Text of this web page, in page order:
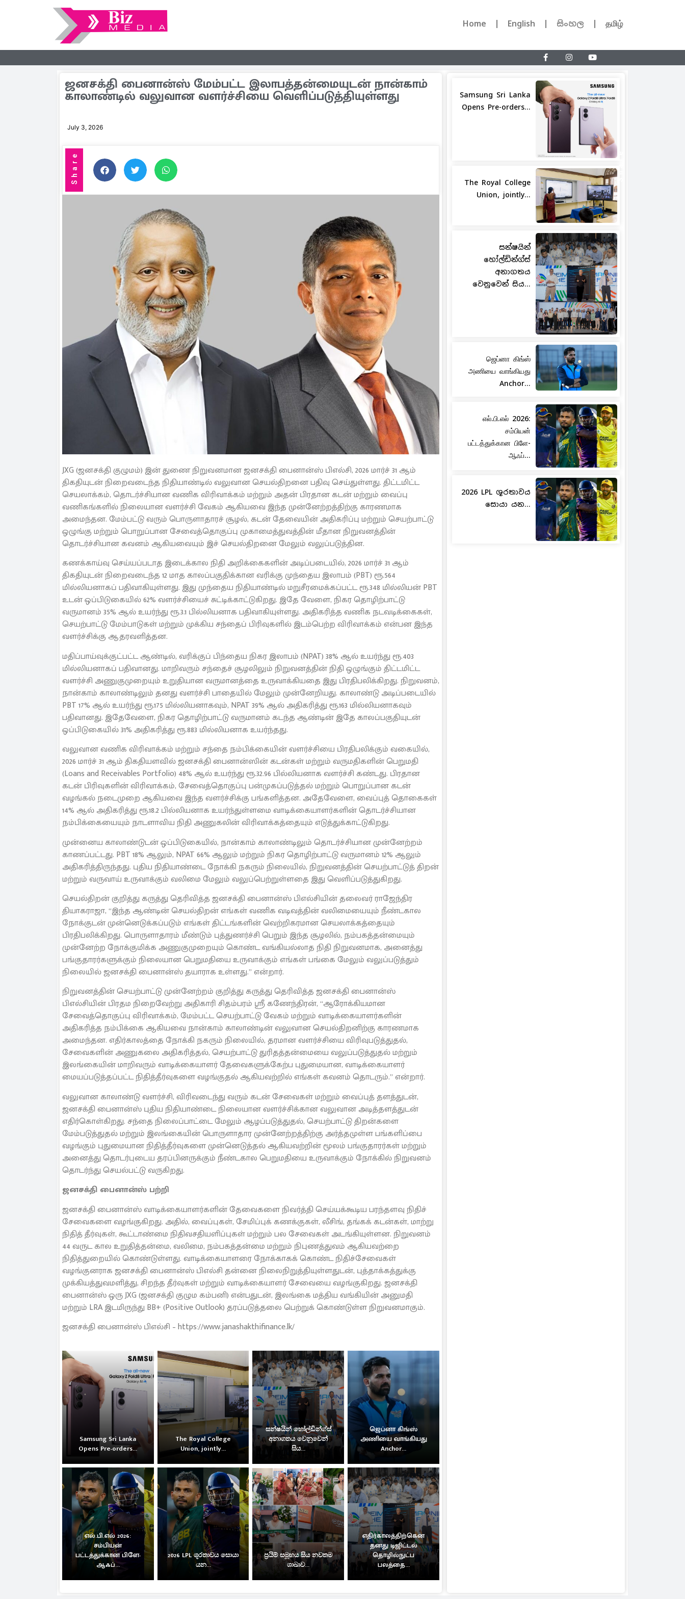
Home English සිංහල தமிழ்
ஜனசக்தி பைனான்ஸ் மேம்பட்ட இலாபத்தன்மையுடன் நான்காம்
காலாண்டில் வலுவான வளர்ச்சியை வெளிப்படுத்தியுள்ளது
July 3, 2026
Share Share
JXG (ஜனசக்தி குழுமம்) இன் துணை நிறுவனமான ஜனசக்தி பைனான்ஸ் பிஎல்சி, 2026 மார்ச் 31 ஆம்
திகதியுடன் நிறைவடைந்த நிதியாண்டில் வலுவான செயல்திறனை பதிவு செய்துள்ளது. திட்டமிட்ட
செயலாக்கம், தொடர்ச்சியான வணிக விரிவாக்கம் மற்றும் அதன் பிரதான கடன் மற்றும் வைப்பு
வணிகங்களில் நிலையான வளர்ச்சி வேகம் ஆகியவை இந்த முன்னேற்றத்திற்கு காரணமாக
அமைந்தன. மேம்பட்டு வரும் பொருளாதாரச் சூழல், கடன் தேவையின் அதிகரிப்பு மற்றும் செயற்பாட்டு
ஒழுங்கு மற்றும் பொறுப்பான சேவைத்தொகுப்பு முகாமைத்துவத்தின் மீதான நிறுவனத்தின்
தொடர்ச்சியான கவனம் ஆகியவையும் இச் செயல்திறனை மேலும் வலுப்படுத்தின.
கணக்காய்வு செய்யப்படாத இடைக்கால நிதி அறிக்கைகளின் அடிப்படையில், 2026 மார்ச் 31 ஆம்
திகதியுடன் நிறைவடைந்த 12 மாத காலப்பகுதிக்கான வரிக்கு முந்தைய இலாபம் (PBT) ரூ.564
மில்லியனாகப் பதிவாகியுள்ளது. இது முந்தைய நிதியாண்டில் மறுசீரமைக்கப்பட்ட ரூ.348 மில்லியன் PBT
உடன் ஒப்பிடுகையில் 62% வளர்ச்சியைச் சுட்டிக்காட்டுகிறது. இதே வேளை, நிகர தொழிற்பாட்டு
வருமானம் 35% ஆல் உயர்ந்து ரூ.3.1 பில்லியனாக பதிவாகியுள்ளது. அதிகரித்த வணிக நடவடிக்கைகள்,
செயற்பாட்டு மேம்பாடுகள் மற்றும் முக்கிய சந்தைப் பிரிவுகளில் இடம்பெற்ற விரிவாக்கம் என்பன இந்த
வளர்ச்சிக்கு ஆதரவளித்தன.
மதிப்பாய்வுக்குட்பட்ட ஆண்டில், வரிக்குப் பிந்தைய நிகர இலாபம் (NPAT) 38% ஆல் உயர்ந்து ரூ.403
மில்லியனாகப் பதிவானது. மாறிவரும் சந்தைச் சூழலிலும் நிறுவனத்தின் நிதி ஒழுங்கும் திட்டமிட்ட
வளர்ச்சி அணுகுமுறையும் உறுதியான வருமானத்தை உருவாக்கியதை இது பிரதிபலிக்கிறது. நிறுவனம்,
நான்காம் காலாண்டிலும் தனது வளர்ச்சி பாதையில் மேலும் முன்னேறியது. காலாண்டு அடிப்படையில்
PBT 17% ஆல் உயர்ந்து ரூ.175 மில்லியனாகவும், NPAT 39% ஆல் அதிகரித்து ரூ.163 மில்லியனாகவும்
பதிவானது. இதேவேளை, நிகர தொழிற்பாட்டு வருமானம் கடந்த ஆண்டின் இதே காலப்பகுதியுடன்
ஒப்பிடுகையில் 31% அதிகரித்து ரூ.883 மில்லியனாக உயர்ந்தது.
வலுவான வணிக விரிவாக்கம் மற்றும் சந்தை நம்பிக்கையின் வளர்ச்சியை பிரதிபலிக்கும் வகையில்,
2026 மார்ச் 31 ஆம் திகதியளவில் ஜனசக்தி பைனான்ஸின் கடன்கள் மற்றும் வருமதிகளின் பெறுமதி
(Loans and Receivables Portfolio) 48% ஆல் உயர்ந்து ரூ.32.96 பில்லியனாக வளர்ச்சி கண்டது. பிரதான
கடன் பிரிவுகளின் விரிவாக்கம், சேவைத்தொகுப்பு பன்முகப்படுத்தல் மற்றும் பொறுப்பான கடன்
வழங்கல் நடைமுறை ஆகியவை இந்த வளர்ச்சிக்கு பங்களித்தன. அதேவேளை, வைப்புத் தொகைகள்
14% ஆல் அதிகரித்து ரூ.18.2 பில்லியனாக உயர்ந்துள்ளமை வாடிக்கையாளர்களின் தொடர்ச்சியான
நம்பிக்கையையும் நாடளாவிய நிதி அணுகலின் விரிவாக்கத்தையும் எடுத்துக்காட்டுகிறது.
முன்னைய காலாண்டுடன் ஒப்பிடுகையில், நான்காம் காலாண்டிலும் தொடர்ச்சியான முன்னேற்றம்
காணப்பட்டது. PBT 18% ஆலும், NPAT 66% ஆலும் மற்றும் நிகர தொழிற்பாட்டு வருமானம் 12% ஆலும்
அதிகரித்திருந்தது. புதிய நிதியாண்டை நோக்கி நகரும் நிலையில், நிறுவனத்தின் செயற்பாட்டுத் திறன்
மற்றும் வருவாய் உருவாக்கும் வலிமை மேலும் வலுப்பெற்றுள்ளதை இது வெளிப்படுத்துகிறது.
செயல்திறன் குறித்து கருத்து தெரிவித்த ஜனசக்தி பைனான்ஸ் பிஎல்சியின் தலைவர் ராஜேந்திர
தியாகராஜா, “இந்த ஆண்டின் செயல்திறன் எங்கள் வணிக வடிவத்தின் வலிமையையும் நீண்டகால
நோக்குடன் முன்னெடுக்கப்படும் எங்கள் திட்டங்களின் வெற்றிகரமான செயலாக்கத்தையும்
பிரதிபலிக்கிறது. பொருளாதாரம் மீண்டும் புத்துணர்ச்சி பெறும் இந்த சூழலில், நம்பகத்தன்மையும்
முன்னேற்ற நோக்குமிக்க அணுகுமுறையும் கொண்ட வங்கியல்லாத நிதி நிறுவனமாக, அனைத்து
பங்குதாரர்களுக்கும் நிலையான பெறுமதியை உருவாக்கும் எங்கள் பங்கை மேலும் வலுப்படுத்தும்
நிலையில் ஜனசக்தி பைனான்ஸ் தயாராக உள்ளது.” என்றார்.
நிறுவனத்தின் செயற்பாட்டு முன்னேற்றம் குறித்து கருத்து தெரிவித்த ஜனசக்தி பைனான்ஸ்
பிஎல்சியின் பிரதம நிறைவேற்று அதிகாரி சிதம்பரம் ஸ்ரீ கணேந்திரன், “ஆரோக்கியமான
சேவைத்தொகுப்பு விரிவாக்கம், மேம்பட்ட செயற்பாட்டு வேகம் மற்றும் வாடிக்கையாளர்களின்
அதிகரித்த நம்பிக்கை ஆகியவை நான்காம் காலாண்டின் வலுவான செயல்திறனிற்கு காரணமாக
அமைந்தன. எதிர்காலத்தை நோக்கி நகரும் நிலையில், தரமான வளர்ச்சியை விரிவுபடுத்துதல்,
சேவைகளின் அணுகலை அதிகரித்தல், செயற்பாட்டு துரிதத்தன்மையை வலுப்படுத்துதல் மற்றும்
இலங்கையின் மாறிவரும் வாடிக்கையாளர் தேவைகளுக்கேற்ப புதுமையான, வாடிக்கையாளர்
மையப்படுத்தப்பட்ட நிதித்தீர்வுகளை வழங்குதல் ஆகியவற்றில் எங்கள் கவனம் தொடரும்.” என்றார்.
வலுவான காலாண்டு வளர்ச்சி, விரிவடைந்து வரும் கடன் சேவைகள் மற்றும் வைப்புத் தளத்துடன்,
ஜனசக்தி பைனான்ஸ் புதிய நிதியாண்டை நிலையான வளர்ச்சிக்கான வலுவான அடித்தளத்துடன்
எதிர்கொள்கிறது. சந்தை நிலைப்பாட்டை மேலும் ஆழப்படுத்துதல், செயற்பாட்டு திறன்களை
மேம்படுத்துதல் மற்றும் இலங்கையின் பொருளாதார முன்னேற்றத்திற்கு அர்த்தமுள்ள பங்களிப்பை
வழங்கும் புதுமையான நிதித்தீர்வுகளை முன்னெடுத்தல் ஆகியவற்றின் மூலம் பங்குதாரர்கள் மற்றும்
அனைத்து தொடர்புடைய தரப்பினருக்கும் நீண்டகால பெறுமதியை உருவாக்கும் நோக்கில் நிறுவனம்
தொடர்ந்து செயல்பட்டு வருகிறது.
ஜனசக்தி பைனான்ஸ் பற்றி
ஜனசக்தி பைனான்ஸ் வாடிக்கையாளர்களின் தேவைகளை நிவர்த்தி செய்யக்கூடிய பரந்தளவு நிதிச்
சேவைகளை வழங்குகிறது. அதில், வைப்புகள், சேமிப்புக் கணக்குகள், லீசிங், தங்கக் கடன்கள், மாற்று
நிதித் தீர்வுகள், கூட்டாண்மை நிதிவசதியளிப்புகள் மற்றும் பல சேவைகள் அடங்கியுள்ளன. நிறுவனம்
44 வருட கால உறுதித்தன்மை, வலிமை, நம்பகத்தன்மை மற்றும் நிபுணத்துவம் ஆகியவற்றை
நிதித்துறையில் கொண்டுள்ளது. வாடிக்கையாளரை நோக்காகக் கொண்ட நிதிச்சேவைகள்
வழங்குனராக ஜனசக்தி பைனான்ஸ் பிஎல்சி தன்னை நிலைநிறுத்தியுள்ளதுடன், புத்தாக்கத்துக்கு
முக்கியத்துவமளித்து, சிறந்த தீர்வுகள் மற்றும் வாடிக்கையாளர் சேவையை வழங்குகிறது. ஜனசக்தி
பைனான்ஸ் ஒரு JXG (ஜனசக்தி குழும கம்பனி) என்பதுடன், இலங்கை மத்திய வங்கியின் அனுமதி
மற்றும் LRA இடமிருந்து BB+ (Positive Outlook) தரப்படுத்தலை பெற்றுக் கொண்டுள்ள நிறுவனமாகும்.
ஜனசக்தி பைனான்ஸ் பிஎல்சி – https://www.janashakthifinance.lk/
Samsung Sri Lanka
Opens Pre-orders...
The Royal College
Union, jointly...
සන්ෂයින් හෝල්ඩින්ග්ස්
අනාගතය වෙනුවෙන්
සිය...
ஜெப்னா கிங்ஸ்
அணியை வாங்கியது
Anchor...
எல்.பி.எல் 2026:
சம்பியன்
பட்டத்துக்கான பிளே-
ஆஃப்...
2026 LPL ශූරතාවය සොයා
යන...
ප්‍රයිම් සමූහය සිය නවතම
ශාඛාව...
எதிர்காலத்திற்கென
தனது டிஜிட்டல்
தொழில்நுட்ப
பலத்தை...
Samsung Sri Lanka
Opens Pre-orders...
The Royal College
Union, jointly...
සන්ෂයින්
හෝල්ඩින්ග්ස්
අනාගතය
වෙනුවෙන් සිය...
ஜெப்னா கிங்ஸ்
அணியை வாங்கியது
Anchor...
எல்.பி.எல் 2026:
சம்பியன்
பட்டத்துக்கான பிளே-
ஆஃப்...
2026 LPL ශූරතාවය
සොයා යන...